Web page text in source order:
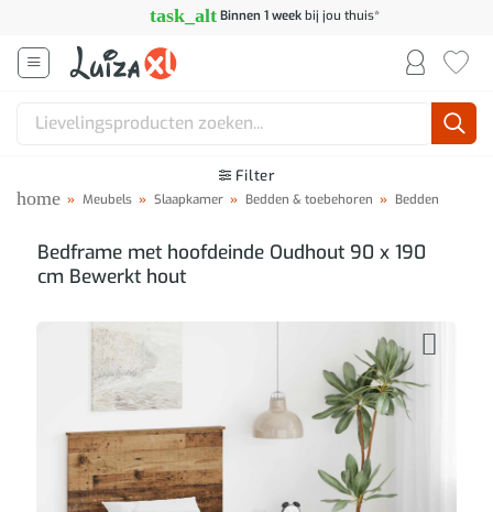
inhoud
task_alt Binnen 1 weekbij jou thuis*
Zoeken
Filter
home » Meubels » Slaapkamer » Bedden & toebehoren » Bedden
Bedframe met hoofdeinde Oudhout 90 x 190
cm Bewerkt hout